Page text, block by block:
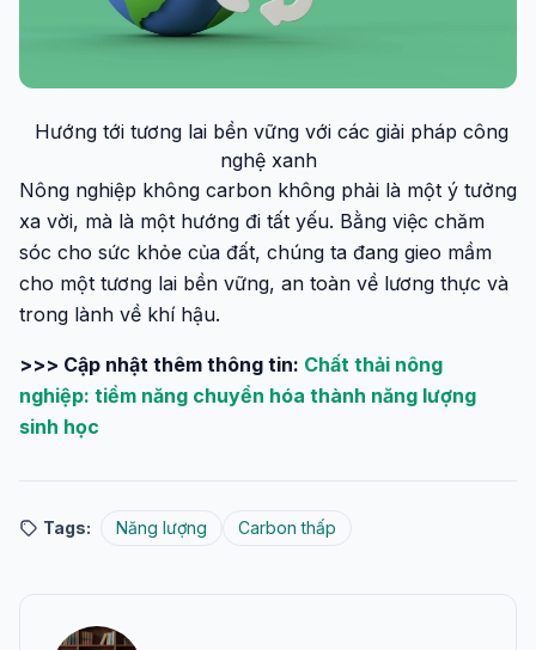
Hướng tới tương lai bền vững với các giải pháp công
nghệ xanh
Nông nghiệp không carbon không phải là một ý tưởng
xa vời, mà là một hướng đi tất yếu. Bằng việc chăm
sóc cho sức khỏe của đất, chúng ta đang gieo mầm
cho một tương lai bền vững, an toàn về lương thực và
trong lành về khí hậu.
>>> Cập nhật thêm thông tin: Chất thải nông
nghiệp: tiềm năng chuyển hóa thành năng lượng
sinh học
Tags: Năng lượng Carbon thấp